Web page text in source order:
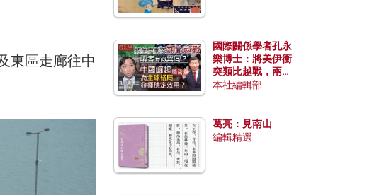
東區走廊往中
國際關係學者孔永
樂博士：將美伊衝
突類比越戰，兩者
有何異同？中國崛
本社編輯部
葛亮：見南山
編輯精選